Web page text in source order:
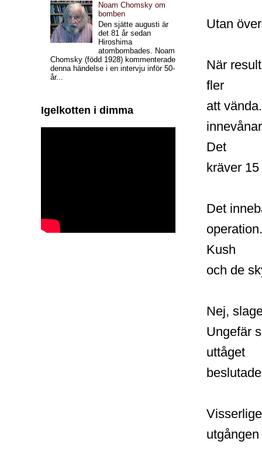
Utan
När
fler
att
Det
kräver
Det
Kush
och de
Nej,
Ungefär
uttåget
Noam Chomsky om
bomben
Den sjätte augusti är
det 81 år sedan
Hiroshima
atombombades. Noam
Chomsky (född 1928) kommenterade
denna händelse i en intervju inför 50-
år...
Igelkotten i dimma